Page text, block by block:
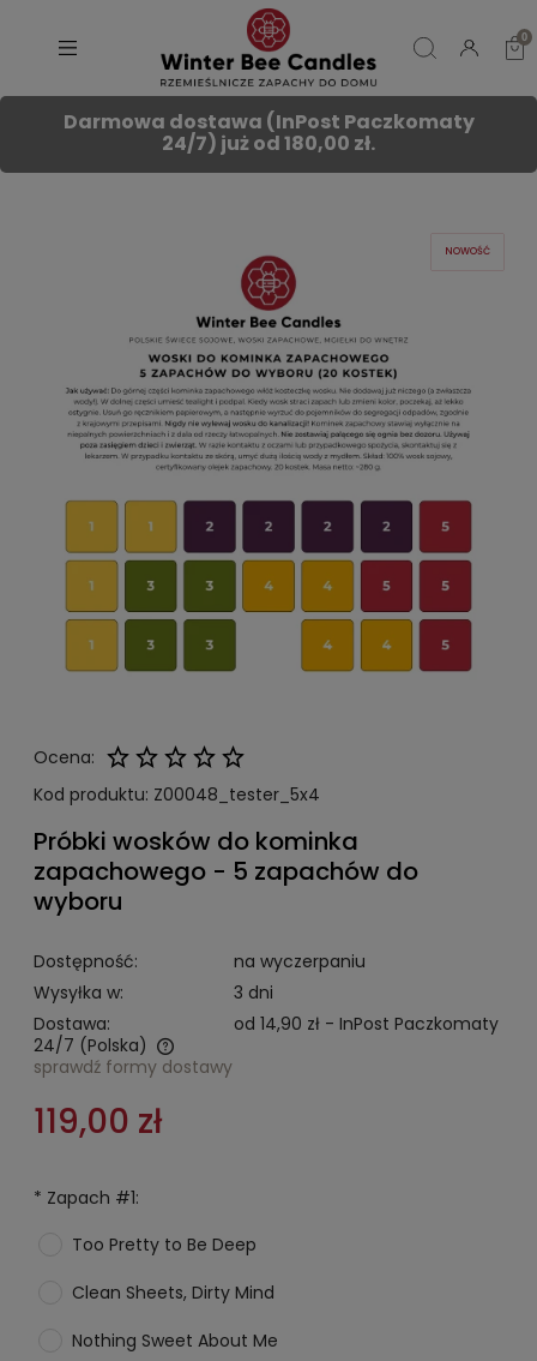
Darmowa dostawa (InPost Paczkomaty
24/7) już od 180,00 zł.
NOWOŚĆ
Ocena:
Kod produktu: Z00048_tester_5x4
Próbki wosków do kominka
zapachowego - 5 zapachów do
wyboru
Dostępność:
na wyczerpaniu
Wysyłka w:
3 dni
Dostawa:
od 14,90 zł - InPost Paczkomaty
24/7 (Polska)
Cena nie zawiera ewentualnych kosztów płatności
sprawdź formy dostawy
119,00 zł
* Zapach #1:
Too Pretty to Be Deep
Clean Sheets, Dirty Mind
Nothing Sweet About Me